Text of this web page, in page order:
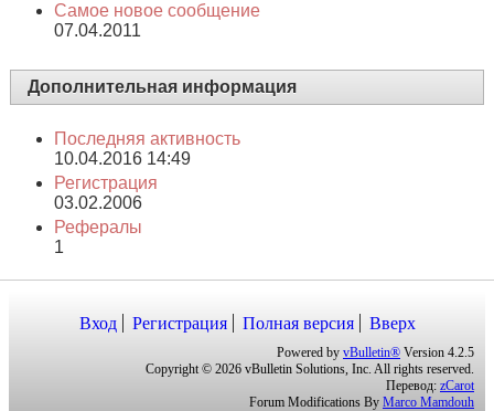
Самое новое сообщение
07.04.2011
Дополнительная информация
Последняя активность
10.04.2016 14:49
Регистрация
03.02.2006
Рефералы
1
Вход Регистрация Полная версия Вверх
Powered by vBulletin® Version 4.2.5
Copyright © 2026 vBulletin Solutions, Inc. All rights reserved.
Перевод: zCarot
Forum Modifications By Marco Mamdouh